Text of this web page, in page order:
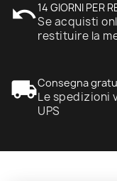
undo14 GIORNI PER
Se acquisti
restituire la
local_shippingConsegna
Le spedizioni
UPS